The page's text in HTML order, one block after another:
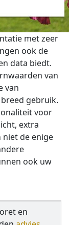
met zeer
ook de
data biedt.
van
van
gebruik.
voor
extra
de enige
ook uw
en